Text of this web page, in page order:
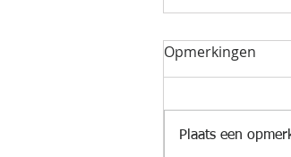
Opmerkingen
Plaats een